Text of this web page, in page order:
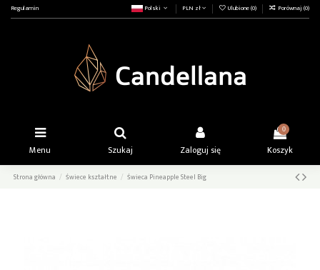
Regulamin Polski PLN zł Ulubione (0) Porównaj (0)
Menu Szukaj Zaloguj się
0
Koszyk
Strona główna Świece kształtne Świeca Pineapple Steel Big